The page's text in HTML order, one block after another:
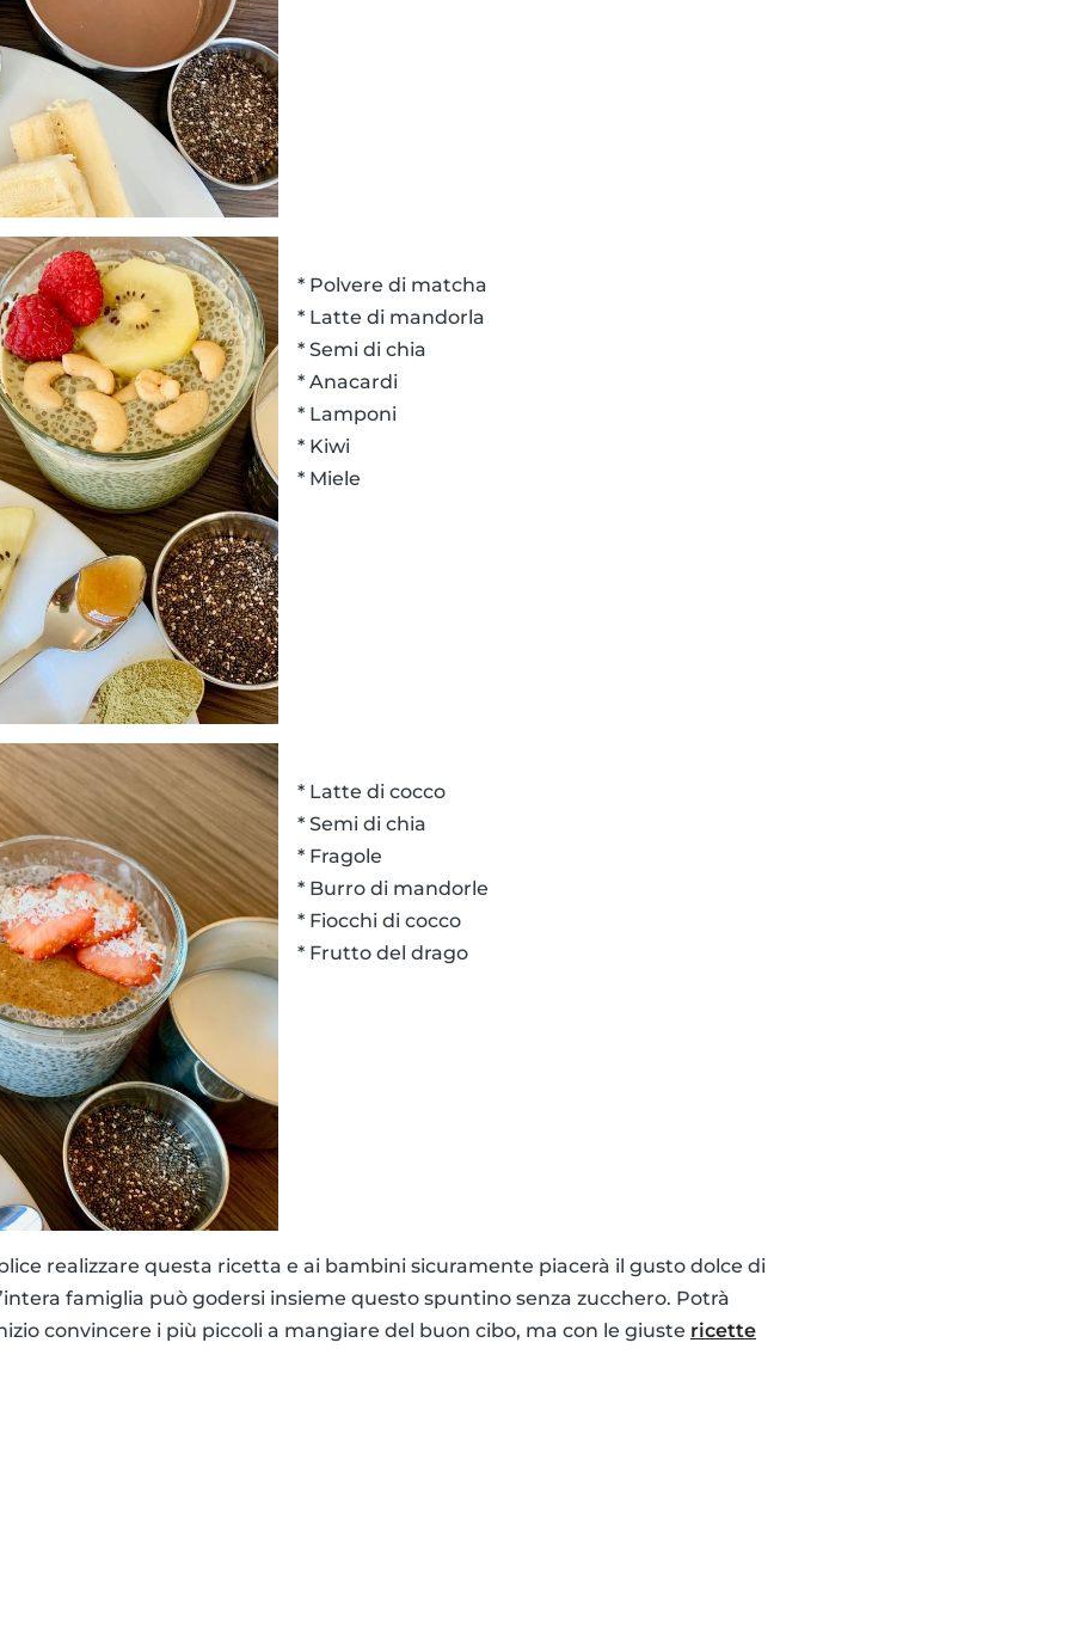
* Polvere di matcha
* Latte di mandorla
* Semi di chia
* Anacardi
* Lamponi
* Kiwi
* Miele
* Latte di cocco
* Semi di chia
* Fragole
* Burro di mandorle
* Fiocchi di cocco
* Frutto del drago
realizzare questa ricetta e ai bambini sicuramente piacerà il gusto dolce di
famiglia può godersi insieme questo spuntino senza zucchero. Potrà
convincere i più piccoli a mangiare del buon cibo, ma con le giuste ricette